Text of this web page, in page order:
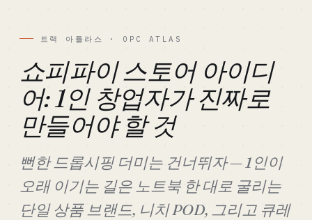
트랙 아틀라스 · OPC ATLAS
쇼피파이 스토어 아이디
어: 1인 창업자가 진짜로
만들어야 할 것
뻔한 드롭시핑 더미는 건너뛰자 — 1인이
오래 이기는 길은 노트북 한 대로 굴리는
단일 상품 브랜드, 니치 POD, 그리고 큐레